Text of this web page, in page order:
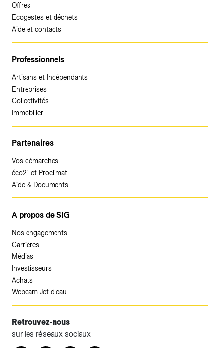
Offres
Ecogestes et déchets
Aide et contacts
Professionnels
Artisans et Indépendants
Entreprises
Collectivités
Immobilier
Partenaires
Vos démarches
éco21 et Proclimat
Aide & Documents
A propos de SIG
Nos engagements
Carrières
Médias
Investisseurs
Achats
Webcam Jet d'eau
Retrouvez-nous
sur les réseaux sociaux
Accéder à votre espace client SIG.